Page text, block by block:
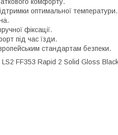
оптимальної температури.
фіксації.
під час їзди.
стандартам безпеки.
FF353 Rapid 2 Solid Gloss